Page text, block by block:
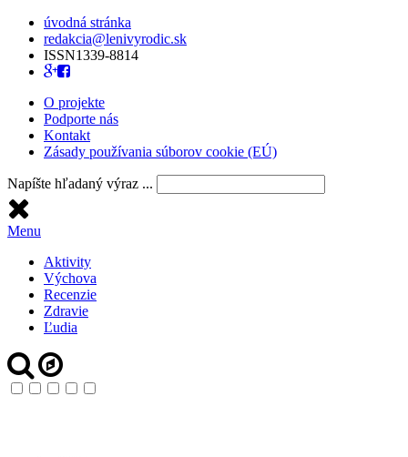
úvodná stránka
redakcia@lenivyrodic.sk
ISSN1339-8814
O projekte
Podporte nás
Kontakt
Zásady používania súborov cookie (EÚ)
Napíšte hľadaný výraz ...
Menu
Aktivity
Výchova
Recenzie
Zdravie
Ľudia